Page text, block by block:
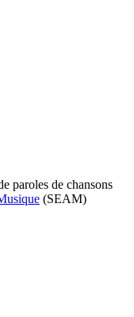
paroles de chansons
(SEAM)